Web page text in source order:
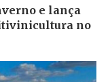
e lança
no